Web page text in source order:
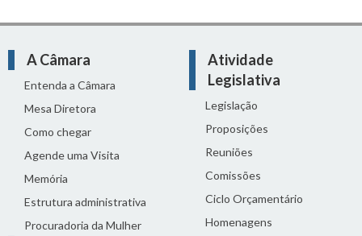
A Câmara
Entenda a Câmara
Mesa Diretora
Como chegar
Agende uma Visita
Memória
Estrutura administrativa
Procuradoria da Mulher
Atividade
Legislativa
Legislação
Proposições
Reuniões
Comissões
Ciclo Orçamentário
Homenagens